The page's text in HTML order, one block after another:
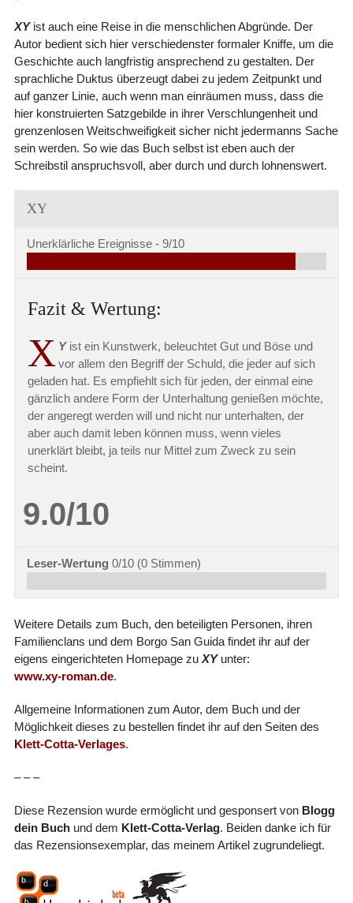
XYist auch eine Reise in die menschlichen Abgründe. Der
Autor bedient sich hier verschiedenster formaler Kniffe, um die
Geschichte auch langfristig ansprechend zu gestalten. Der
sprachliche Duktus überzeugt dabei zu jedem Zeitpunkt und
auf ganzer Linie, auch wenn man einräumen muss, dass die
hier konstruierten Satzgebilde in ihrer Verschlungenheit und
grenzenlosen Weitschweifigkeit sicher nicht jedermanns Sache
sein werden. So wie das Buch selbst ist eben auch der
Schreibstil anspruchsvoll, aber durch und durch lohnenswert.
XY
Unerklärliche Ereignisse - 9/10
Fazit & Wertung:
X Yist ein Kunstwerk, beleuchtet Gut und Böse und
vor allem den Begriff der Schuld, die jeder auf sich
geladen hat. Es empfiehlt sich für jeden, der einmal eine
gänzlich andere Form der Unterhaltung genießen möchte,
der angeregt werden will und nicht nur unterhalten, der
aber auch damit leben können muss, wenn vieles
unerklärt bleibt, ja teils nur Mittel zum Zweck zu sein
scheint.
9.0/10
Leser-Wertung 0/10 (0Stimmen)
Weitere Details zum Buch, den beteiligten Personen, ihren
Familienclans und dem Borgo San Guida findet ihr auf der
eigens eingerichteten Homepage zuXYunter:
www.xy-roman.de.
Allgemeine Informationen zum Autor, dem Buch und der
Möglichkeit dieses zu bestellen findet ihr auf den Seiten des
Klett-Cotta-Verlages.
– – –
Diese Rezension wurde ermöglicht und gesponsert von Blogg
dein Buchund dem Klett-Cotta-Verlag. Beiden danke ich für
das Rezensionsexemplar, das meinem Artikel zugrundeliegt.